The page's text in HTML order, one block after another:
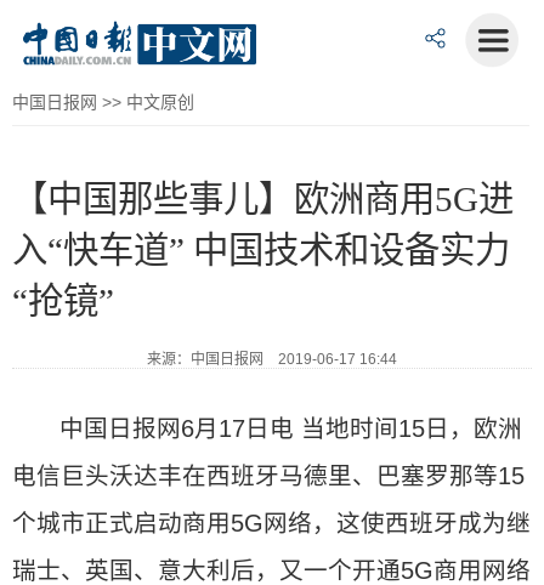
中国日报网 >> 中文原创
【中国那些事儿】欧洲商用5G进
入“快车道” 中国技术和设备实力
“抢镜”
来源：中国日报网 2019-06-17 16:44
中国日报网6月17日电 当地时间15日，欧洲
电信巨头沃达丰在西班牙马德里、巴塞罗那等15
个城市正式启动商用5G网络，这使西班牙成为继
瑞士、英国、意大利后，又一个开通5G商用网络